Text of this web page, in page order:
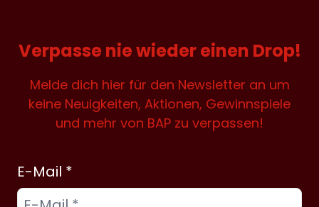
Verpasse nie wieder einen Drop!
Melde dich hier für den Newsletter an um
keine Neuigkeiten, Aktionen, Gewinnspiele
und mehr von BAP zu verpassen!
E-Mail *